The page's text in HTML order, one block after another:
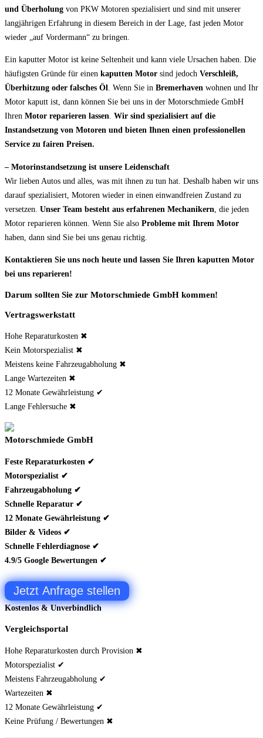
und Überholung von PKW Motoren spezialisiert und sind mit unserer
langjährigen Erfahrung in diesem Bereich in der Lage, fast jeden Motor
wieder „auf Vordermann“ zu bringen.
Ein kaputter Motor ist keine Seltenheit und kann viele Ursachen haben. Die
häufigsten Gründe für einen kaputten Motor sind jedoch Verschleiß,
Überhitzung oder falsches Öl. Wenn Sie in Bremerhaven wohnen und Ihr
Motor kaputt ist, dann können Sie bei uns in der Motorschmiede GmbH
Ihren Motor reparieren lassen. Wir sind spezialisiert auf die
Instandsetzung von Motoren und bieten Ihnen einen professionellen
Service zu fairen Preisen.
– Motorinstandsetzung ist unsere Leidenschaft
Wir lieben Autos und alles, was mit ihnen zu tun hat. Deshalb haben wir uns
darauf spezialisiert, Motoren wieder in einen einwandfreien Zustand zu
versetzen. Unser Team besteht aus erfahrenen Mechanikern , die jeden
Motor reparieren können. Wenn Sie also Probleme mit Ihrem Motor
haben, dann sind Sie bei uns genau richtig.
Kontaktieren Sie uns noch heute und lassen Sie Ihren kaputten Motor
bei uns reparieren!
Darum sollten Sie zur Motorschmiede GmbH kommen!
Vertragswerkstatt
Hohe Reparaturkosten ✖
Kein Motorspezialist ✖
Meistens keine Fahrzeugabholung ✖
Lange Wartezeiten ✖
12 Monate Gewährleistung ✔
Lange Fehlersuche ✖
Motorschmiede GmbH
Feste Reparaturkosten ✔
Motorspezialist ✔
Fahrzeugabholung ✔
Schnelle Reparatur ✔
12 Monate Gewährleistung ✔
Bilder & Videos ✔
Schnelle Fehlerdiagnose ✔
4.9/5 Google Bewertungen ✔
Jetzt Anfrage stellen
Kostenlos & Unverbindlich
Vergleichsportal
Hohe Reparaturkosten durch Provision ✖
Motorspezialist ✔
Meistens Fahrzeugabholung ✔
Wartezeiten ✖
12 Monate Gewährleistung ✔
Keine Prüfung / Bewertungen ✖